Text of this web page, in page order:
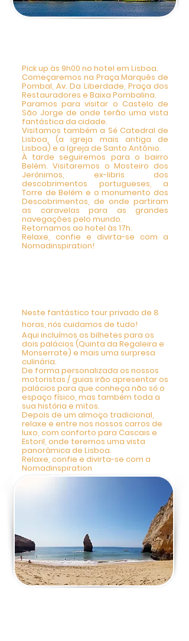
Pick up às 9h00 no hotel em Lisboa.
Começaremos na Praça Marquês de
Pombal, Av. Da Liberdade, Praça dos
Restauradores e Baixa Pombalina.
Paramos para visitar o Castelo de
São Jorge de onde terão uma vista
fantástica da cidade.
Visitamos também a Sé Catedral de
Lisboa, (a igreja mais antiga de
Lisboa) e a Igreja de Santo Antônio.
À tarde seguiremos para o bairro
Belém. Visitaremos o Mosteiro dos
Jerónimos, ex-libris dos
descobrimentos portugueses, a
Torre de Belém e o monumento dos
Descobrimentos, de onde partiram
as caravelas para as grandes
navegações pelo mundo.
Retornamos ao hotel às 17h.
Relaxe, confie e divirta-se com a
Nomadinspiration!
Neste fantástico tour privado de 8
horas, nós cuidamos de tudo!
Aqui incluímos os bilhetes para os
dois palácios (Quinta da Regaleira e
Monserrate) e mais uma surpresa
culinária.
De forma personalizada os nossos
motoristas / guias irão apresentar os
palácios para que conheça não só o
espaço físico, mas também toda a
sua história e mitos.
Depois de um almoço tradicional,
relaxe e entre nos nossos carros de
luxo, com conforto para Cascais e
Estoril, onde teremos uma vista
panorâmica de Lisboa.
Relaxe, confie e divirta-se com a
Nomadinspiration